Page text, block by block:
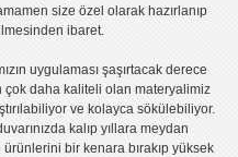
size özel olarak hazırlanıp
ibaret.
uygulamasışaşırtacak derece
çok daha kaliteli olanmateryalimiz
ve kolayca sökülebiliyor.
kalıp yıllara meydan
ürünlerini bir kenara bırakıp yüksek